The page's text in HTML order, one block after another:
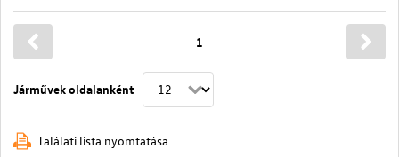
Járművek oldalanként
1
Találati lista nyomtatása